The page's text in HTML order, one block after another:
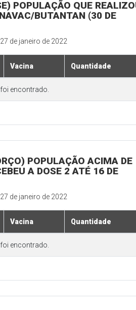
POPULAÇÃO QUE
BUTANTAN (30 DE
27 de janeiro de 2022
Vacina Quantidade
encontrado.
POPULAÇÃO ACIMA DE
A DOSE 2 ATÉ 16 DE
27 de janeiro de 2022
Vacina Quantidade
encontrado.